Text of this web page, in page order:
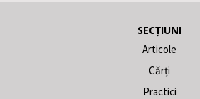
SECȚIUNI
Articole
Cărți
Practici